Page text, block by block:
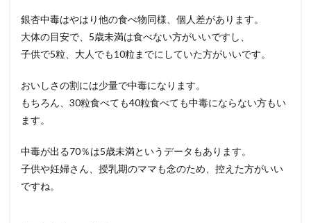
銀杏中毒はやはり他の食べ物同様、個人差があります。
大体の目安で、5歳未満は食べない方がいいですし、
子供で5粒、大人でも10粒までにしていた方がいいです。
おいしさの割には少量で中毒になります。
もちろん、30粒食べても40粒食べても中毒にならない方もい
ます。
中毒が出る70％は5歳未満というデータもあります。
子供や妊婦さん、授乳期のママも念のため、控えた方がいい
ですね。